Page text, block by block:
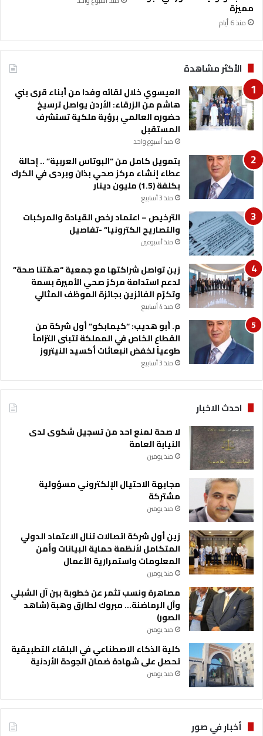
ف
ي
ا
ت
ي
ة
ل
ط
ن
ي
ة
ا
ل
ر
د
ي
ة
مميزة
منذ 6 أيام
الأكثر مشاهدة
العيسوي خلال لقائه وفدا من أبناء قرى بني
هاشم من الزرقاء: الأردن يواصل ترسيخ
حضوره العالمي برؤية ملكية تستشرف
المستقبل
منذ أسبوع واحد
بتمويل كامل من “البوتاس العربية” .. إحالة
عطاء إنشاء مركز صحي بذان وبردى في الكرك
بكلفة (1.5) مليون دينار
منذ 3 أسابيع
الترخيص – اعتماد رخص القيادة والمركبات
والتصاريح الكترونيا” -تفاصيل
منذ أسبوعين
زين تواصل شراكتها مع جمعية “همّتنا صحة”
لدعم استدامة مركز صحي الأميرة بسمة
وتكرّم الفائزين بجائزة الموظف المثالي
منذ 4 أسابيع
م. أبو هديب: “كيمابكو” أول شركة من
القطاع الخاص في المملكة تتبنى التزاماً
طوعياً لخفض انبعاثات أكسيد النيتروز
منذ 3 أسابيع
احدث الاخبار
لا صحة لمنع احد من تسجيل شكوى لدى
النيابة العامة
منذ يومين
مجابهة الاحتيال الإلكتروني مسؤولية
مشتركة
منذ يومين
زين أول شركة اتصالات تنال الاعتماد الدولي
المتكامل لأنظمة حماية البيانات وأمن
المعلومات واستمرارية الأعمال
منذ يومين
مصاهرة ونسب تثمر عن خطوبة بين آل الشبلي
وآل الرماضنة… مبروك لطارق وهبة (شاهد
الصور)
منذ يومين
كلية الذكاء الاصطناعي في البلقاء التطبيقية
تحصل على شهادة ضمان الجودة الأردنية
منذ يومين
أخبار في صور